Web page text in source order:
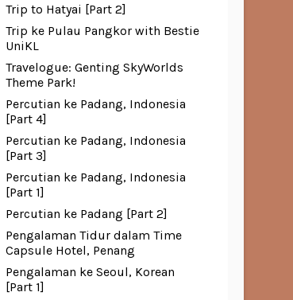
Trip to Hatyai [Part 2]
Trip ke Pulau Pangkor with Bestie
UniKL
Travelogue: Genting SkyWorlds
Theme Park!
Percutian ke Padang, Indonesia
[Part 4]
Percutian ke Padang, Indonesia
[Part 3]
Percutian ke Padang, Indonesia
[Part 1]
Percutian ke Padang [Part 2]
Pengalaman Tidur dalam Time
Capsule Hotel, Penang
Pengalaman ke Seoul, Korean
[Part 1]